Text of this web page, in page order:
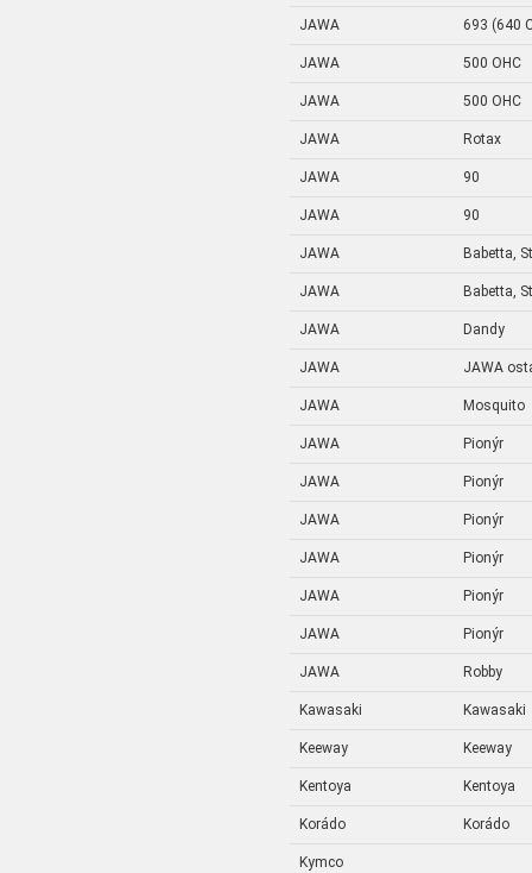
JAWA 693 (640
JAWA 500 OHC
JAWA 500 OHC
JAWA Rotax
JAWA 90
JAWA 90
JAWA Babetta,
JAWA Babetta,
JAWA Dandy
JAWA JAWA
JAWA Mosquito
JAWA Pionýr
JAWA Pionýr
JAWA Pionýr
JAWA Pionýr
JAWA Pionýr
JAWA Pionýr
JAWA Robby
Kawasaki Kawasaki
Keeway Keeway
Kentoya Kentoya
Korádo Korádo
Kymco